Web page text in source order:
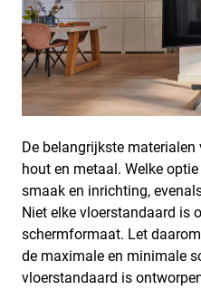
De belangrijkste
hout en metaal. Welke
smaak en inrichting,
Niet elke vloerstandaard is
schermformaat. Let
de maximale en minimale
vloerstandaard is